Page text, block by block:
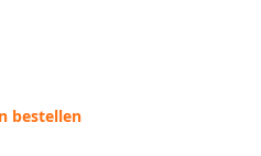
bestellen